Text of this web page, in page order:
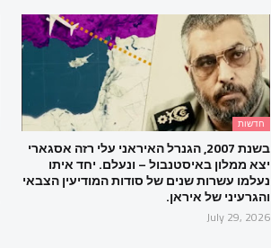
חדשות
בשנת 2007, הגנרל האיראני עלי רזה אסגארי
יצא ממלון באיסטנבול – ונעלם. יחד איתו
נעלמו עשרות שנים של סודות המודיעין הצבאי
והגרעיני של איראן.
July 29, 2026